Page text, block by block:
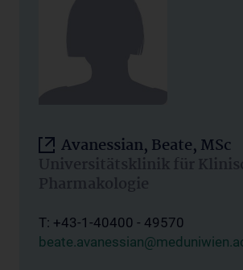
Avanessian, Beate, MSc
Universitätsklinik für
Pharmakologie
T: +43-1-40400 - 49570